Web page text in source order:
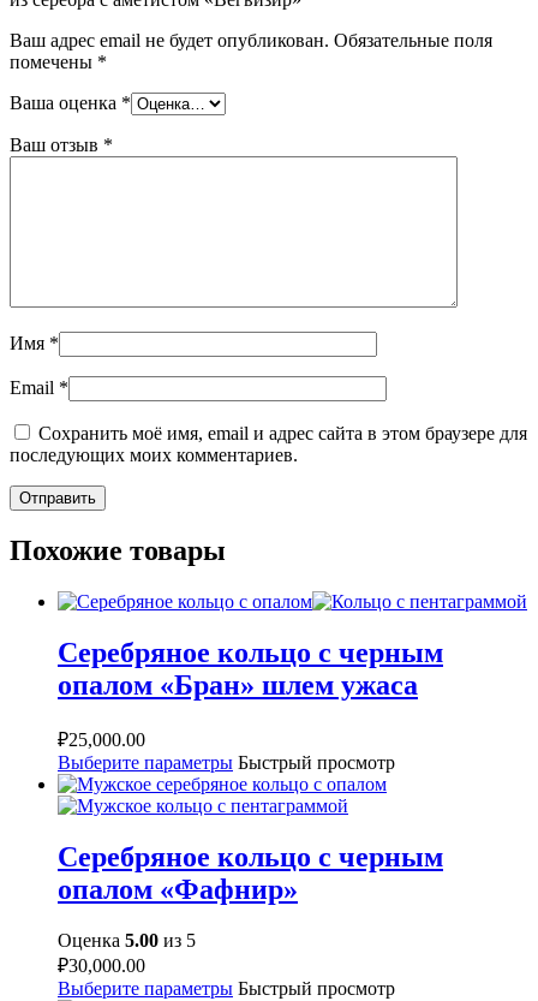
Ваш адрес email не будет опубликован. Обязательные поля
помечены *
Ваша оценка *
Ваш отзыв *
Имя *
Email *
Сохранить моё имя, email и адрес сайта в этом браузере для
последующих моих комментариев.
Похожие товары
Серебряное кольцо с черным
опалом «Бран» шлем ужаса
₽25,000.00
Выберите параметры Быстрый просмотр
Серебряное кольцо с черным
опалом «Фафнир»
Оценка 5.00 из 5
₽30,000.00
Выберите параметры Быстрый просмотр